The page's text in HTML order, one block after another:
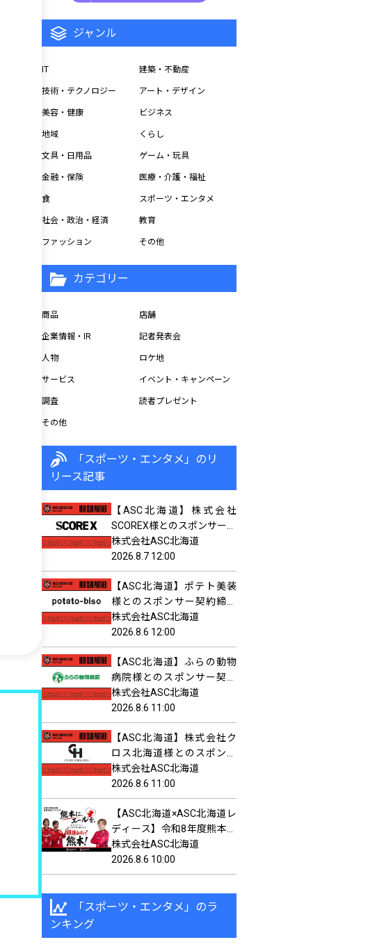
ジャンル
IT 建築・不動産
技術・テクノロジー アート・デザイン
美容・健康 ビジネス
地域 くらし
文具・日用品 ゲーム・玩具
金融・保険 医療・介護・福祉
食 スポーツ・エンタメ
社会・政治・経済 教育
ファッション その他
カテゴリー
商品 店舗
企業情報・IR 記者発表会
人物 ロケ地
サービス イベント・キャンペーン
調査 読者プレゼント
その他
「スポーツ・エンタメ」のリ
リース記事
【ASC北海道】株式会社
SCOREX様とのスポンサー契
約締結に関して
株式会社ASC北海道
2026.8.7 12:00
【ASC北海道】ポテト美装
様とのスポンサー契約締結
に関して
株式会社ASC北海道
2026.8.6 12:00
【ASC北海道】ふらの動物
病院様とのスポンサー契約
締結に関して
株式会社ASC北海道
2026.8.6 11:00
【ASC北海道】株式会社ク
ロス北海道様とのスポンサ
ー契約締結に関して
株式会社ASC北海道
2026.8.6 11:00
【ASC北海道×ASC北海道レ
ディース】令和8年度熊本地
震 義援金募集のお知らせ
株式会社ASC北海道
2026.8.6 10:00
「スポーツ・エンタメ」のラ
ンキング